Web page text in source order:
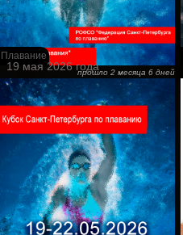
Плавание
прошло 2 месяца 6 дней
19 мая 2026 года